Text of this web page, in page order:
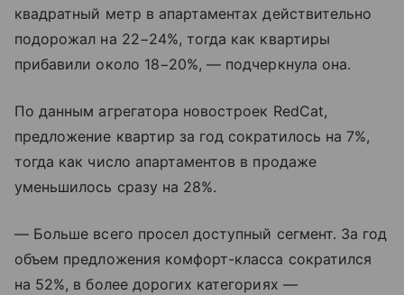
квадратный метр в апартаментах действительно
подорожал на 22−24%, тогда как квартиры
прибавили около 18−20%, — подчеркнула она.
По данным агрегатора новостроек RedCat,
предложение квартир за год сократилось на 7%,
тогда как число апартаментов в продаже
уменьшилось сразу на 28%.
— Больше всего просел доступный сегмент. За год
объем предложения комфорт-класса сократился
на 52%, в более дорогих категориях —